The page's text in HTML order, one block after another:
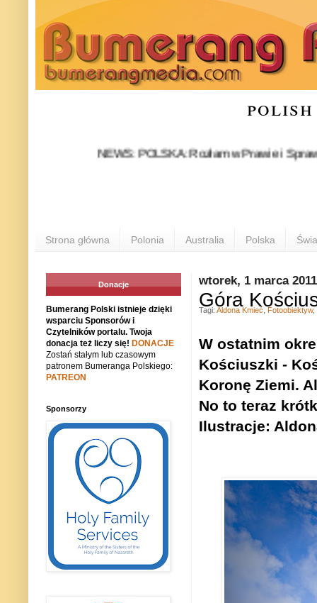
NEWS: POLSKA: Rozłam w Prawie i
Strona główna Polonia Australia Polska
wtorek, 1 marca 2011
Góra
W ostatnim
Kościuszki -
Koronę Ziemi.
No to teraz
Ilustracje:
Tagi: Aldona Kmieć Fotoobiektyw,
Donacje
Bumerang Polski istnieje dzięki
wsparciu Sponsorów i
Czytelników portalu. Twoja
donacja też liczy się! DONACJE
Zostań stałym lub czasowym
patronem Bumeranga Polskiego:
PATREON
Sponsorzy